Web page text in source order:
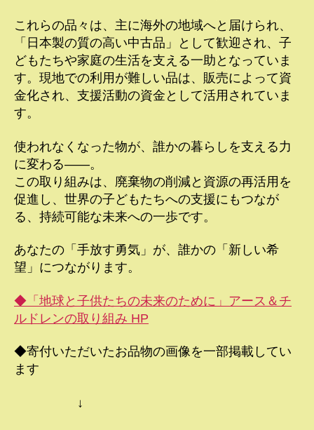
これらの品々は、主に海外の地域へと届けられ、
「日本製の質の高い中古品」として歓迎され、子
どもたちや家庭の生活を支える一助となっていま
す。現地での利用が難しい品は、販売によって資
金化され、支援活動の資金として活用されていま
す。
使われなくなった物が、誰かの暮らしを支える力
に変わる――。
この取り組みは、廃棄物の削減と資源の再活用を
促進し、世界の子どもたちへの支援にもつなが
る、持続可能な未来への一歩です。
あなたの「手放す勇気」が、誰かの「新しい希
望」につながります。
◆「地球と子供たちの未来のために」アース＆チ
ルドレンの取り組み HP
◆寄付いただいたお品物の画像を一部掲載してい
ます
↓